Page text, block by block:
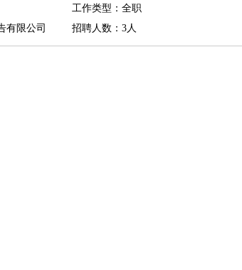
工作类型：全职
有限公司
招聘人数：3人